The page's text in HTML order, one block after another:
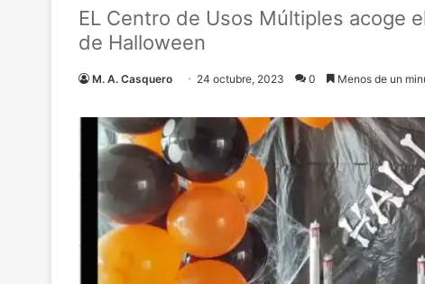
EL Centro de Usos Múltiples acoge
de Halloween
M. A. Casquero 24 octubre, 2023 0 Menos de un